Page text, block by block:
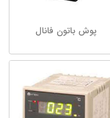
پوش باتون فانال